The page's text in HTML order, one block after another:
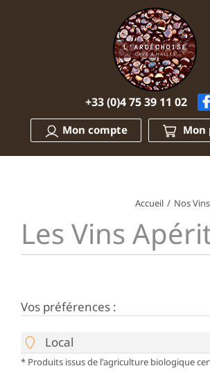
+33 (0)4 75 39 11 02
Mon compte Mon
Accueil / Nos Vins
Les Vins
Vos préférences :
Local
* Produits issus de l'agriculture biologique